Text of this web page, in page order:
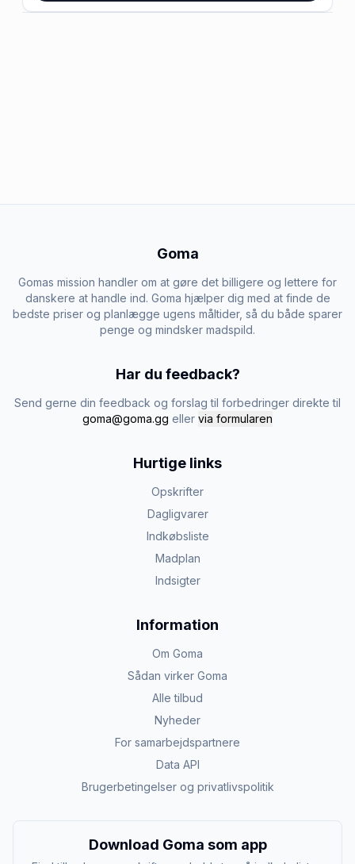
Goma
Gomas mission handler om at gøre det billigere og lettere for
danskere at handle ind. Goma hjælper dig med at finde de
bedste priser og planlægge ugens måltider, så du både sparer
penge og mindsker madspild.
Har du feedback?
Send gerne din feedback og forslag til forbedringer direkte til
goma@goma.gg eller via formularen
Hurtige links
Opskrifter
Dagligvarer
Indkøbsliste
Madplan
Indsigter
Information
Om Goma
Sådan virker Goma
Alle tilbud
Nyheder
For samarbejdspartnere
Data API
Brugerbetingelser og privatlivspolitik
Download Goma som app